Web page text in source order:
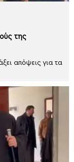
της
απόψεις για τα